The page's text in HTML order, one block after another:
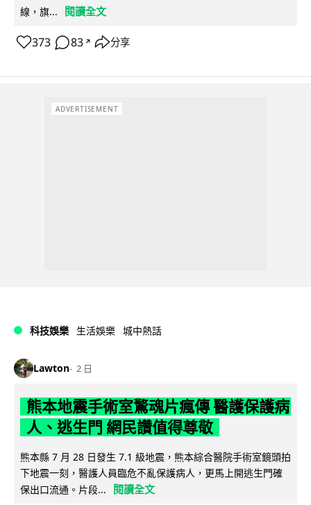
線，旗...
閱讀全文
373 83 ↗ 分享
ADVERTISEMENT
科技娛樂 生活娛樂 城中熱話
Lawton 2 日
熊本地震手術室驚魂片瘋傳 醫護保護病
人、逃生門 網民讚值得尊敬
熊本縣 7 月 28 日發生 7.1 級地震，熊本綜合醫院手術室鏡頭拍
下地震一刻，醫護人員臨危不亂保護病人，更馬上開逃生門確
保出口流通。片段...
閱讀全文